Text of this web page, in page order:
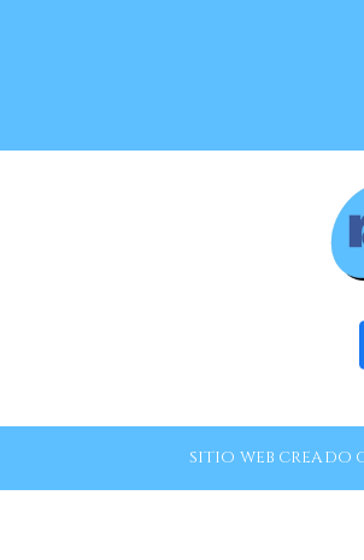
SITIO WEB CREADO